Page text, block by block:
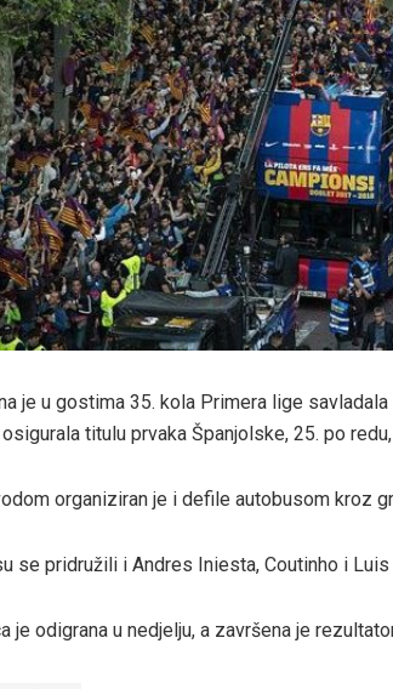
je u gostima 35. kola Primera lige
titulu prvaka Španjolske, 25. po
organiziran je i defile autobusom kroz
se pridružili i Andres Iniesta, Coutinho i Luis
je odigrana u nedjelju, a završena je